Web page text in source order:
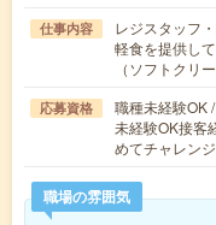
仕事内容
レジスタッフ
軽食を提供し
（ソフトクリ
応募資格
職種未経験OK
未経験OK接客
めてチャレン
職場の雰囲気